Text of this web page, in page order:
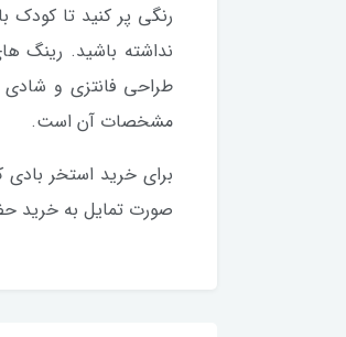
رنگی پر کنید تا کودک
نداشته باشید. رینگ
طراحی فانتزی و
مشخصات آن است.
برای خرید استخر بادی کودک بست وی
صورت تمایل به خرید